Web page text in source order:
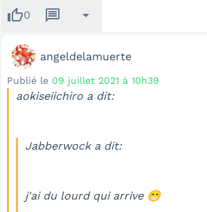
thumb_up0 message arrow_drop_down
angeldelamuerte
Publié le 09 juillet 2021 à 10h39
aokiseiichiro a dit:
Jabberwock a dit:
j'ai du lourd qui arrive 😁